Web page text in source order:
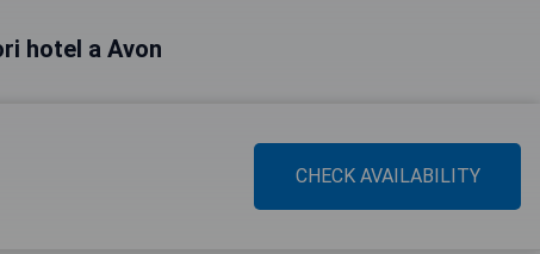
hotel a Avon
CHECK AVAILABILITY